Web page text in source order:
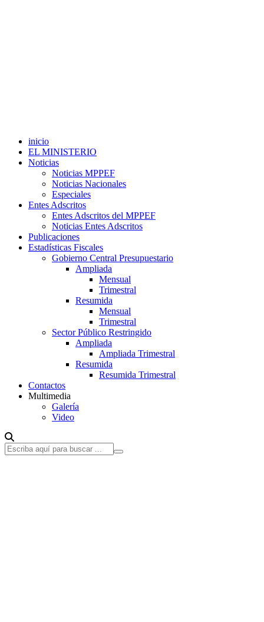
inicio
EL MINISTERIO
Noticias
Noticias MPPEF
Noticias Nacionales
Especiales
Entes Adscritos
Entes Adscritos del MPPEF
Noticias Entes Adscritos
Publicaciones
Estadísticas Fiscales
Gobierno Central Presupuestario
Ampliada
Mensual
Trimestral
Resumida
Mensual
Trimestral
Sector Público Restringido
Ampliada
Ampliada Trimestral
Resumida
Resumida Trimestral
Contactos
Multimedia
Galería
Video